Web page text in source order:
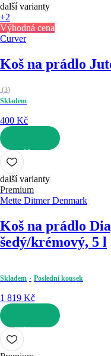
další varianty
+2
Výhodná cena
Curver
Koš na prádlo
(3)
Skladem
400 Kč
DO KOŠÍKU
další varianty
Premium
Mette Ditmer Denmark
Koš na prádlo
šedý/krémový, 5 l
Skladem Poslední kousek
1 819 Kč
DO KOŠÍKU